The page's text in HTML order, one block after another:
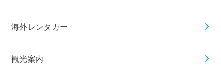
海外レンタカー
観光案内